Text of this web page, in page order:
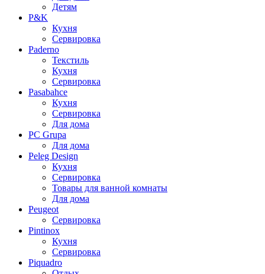
Детям
P&K
Кухня
Сервировка
Paderno
Текстиль
Кухня
Сервировка
Pasabahce
Кухня
Сервировка
Для дома
PC Grupa
Для дома
Peleg Design
Кухня
Сервировка
Товары для ванной комнаты
Для дома
Peugeot
Сервировка
Pintinox
Кухня
Сервировка
Piquadro